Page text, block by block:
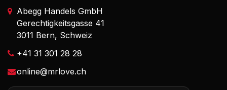
Abegg Handels GmbH
Gerechtigkeitsgasse 41
3011 Bern, Schweiz
+41 31 301 28 28
online@mrlove.ch